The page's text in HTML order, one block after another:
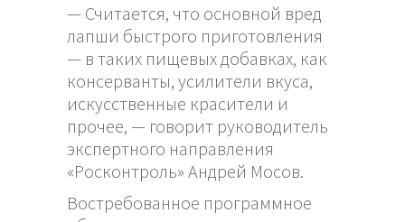
— Считается, что основной вред
лапши быстрого приготовления
— в таких пищевых добавках, как
консерванты, усилители вкуса,
искусственные красители и
прочее, — говорит руководитель
экспертного направления
«Росконтроль» Андрей Мосов.
Востребованное программное